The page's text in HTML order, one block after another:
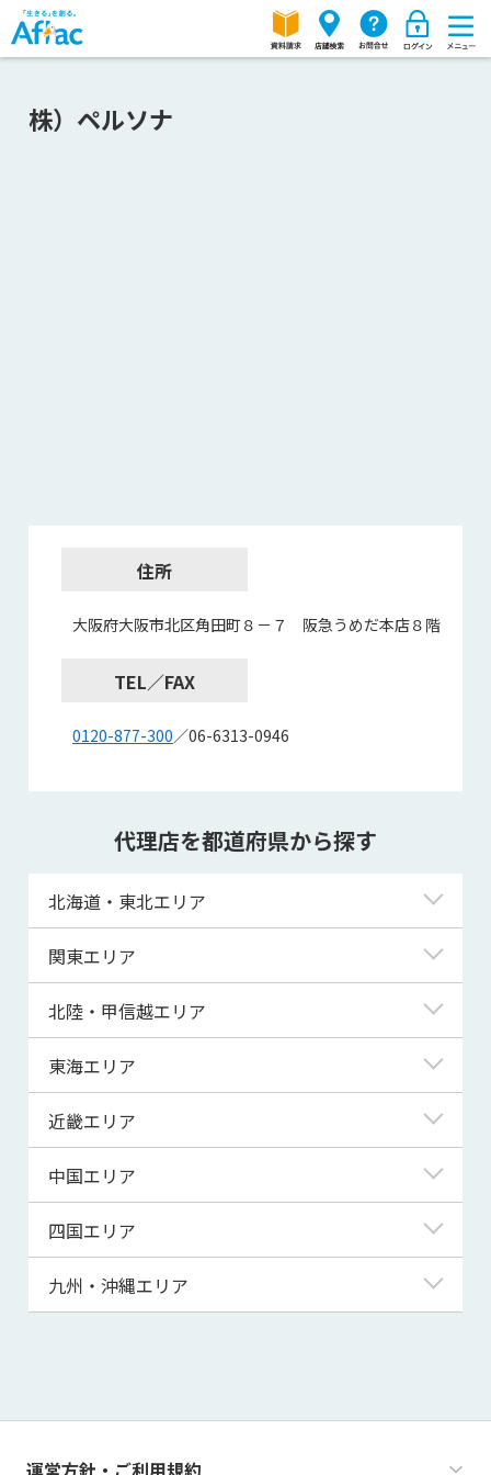
株）ペルソナ
住所
大阪府大阪市北区角田町８－７ 阪急うめだ本店８階
TEL／FAX
0120-877-300／06-6313-0946
代理店を都道府県から探す
北海道・東北エリア
北海道
青森県
宮城県
秋田県
山形県
関東エリア
東京都
神奈川県
埼玉県
千葉県
茨城県
群馬県
北陸・甲信越エリア
新潟県
富山県
福井県
山梨県
長野県
東海エリア
岐阜県
静岡県
三重県
近畿エリア
滋賀県
京都府
大阪府
兵庫県
和歌山県
中国エリア
鳥取県
島根県
山口県
四国エリア
徳島県
高知県
九州・沖縄エリア
運営方針・ご利用規約